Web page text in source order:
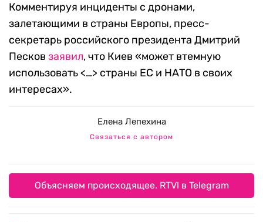
Комментируя инциденты с дронами,
залетающими в страны Европы, пресс-
секретарь российского президента Дмитрий
Песков заявил, что Киев «может втемную
использовать <…> страны ЕС и НАТО в своих
интересах».
Елена Лепехина
Связаться с автором
Объясняем происходящее. RTVI в Telegram